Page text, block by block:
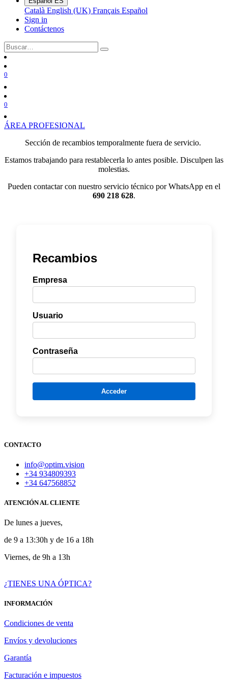
Català English (UK) Français Español
Sign in
Contáctenos
0
0
ÁREA PROFESIONAL
Sección de recambios temporalmente fuera de servicio.
Estamos trabajando para restablecerla lo antes posible. Disculpen las
molestias.​
Pueden contactar con nuestro servicio técnico por WhatsApp en el
690 218 628.
Recambios
Empresa
Usuario
Contraseña
CON​TACTO
info@optim.vision
+34 934809393
+34 647568852
ATENCIÓN AL CLIENTE
De lunes a jueves,
de 9 a 13:30h y de 16 a 18h
Viernes, de 9h a 13h
¿TIENES UNA ÓPTICA?
INFORMACIÓN
Condiciones de venta
Envíos y devoluciones
Garantía
Facturación e impuestos